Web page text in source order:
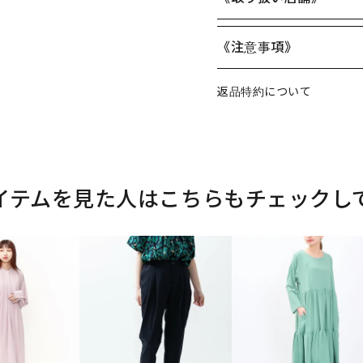
《注意事項》
返品特約について
テムを見た人はこちらもチェックし